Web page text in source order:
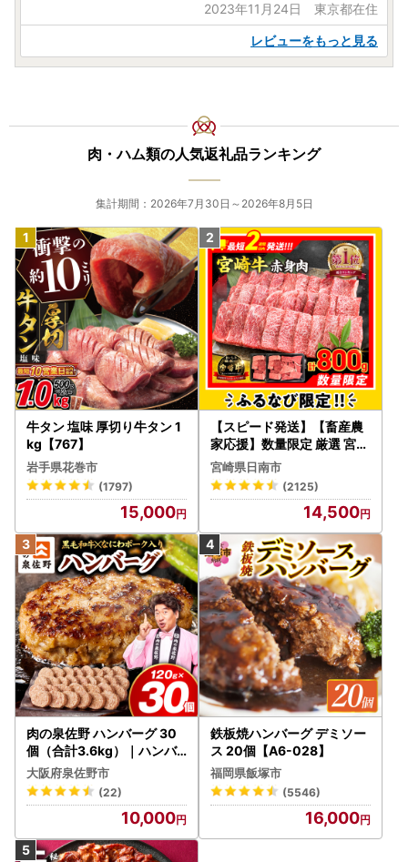
2023年11月24日 東京都在住
レビューをもっと見る
肉・ハム類の人気返礼品ランキング
集計期間：2026年7月30日～2026年8月5日
牛タン 塩味 厚切り牛タン 1
kg【767】
岩手県花巻市
(1797)
15,000
【スピード発送】【畜産農
家応援】数量限定 厳選 宮崎
牛 赤身 焼肉 計800g FN-Li
mited-PR_BDV5-26-2W
宮崎県日南市
(2125)
14,500
肉の泉佐野 ハンバーグ 30
個（合計3.6kg）｜ハンバ
ーグ 訳あり 黒毛和牛×なに
わポーク
大阪府泉佐野市
(22)
10,000
鉄板焼ハンバーグ デミソー
ス 20個【A6-028】
福岡県飯塚市
(5546)
16,000